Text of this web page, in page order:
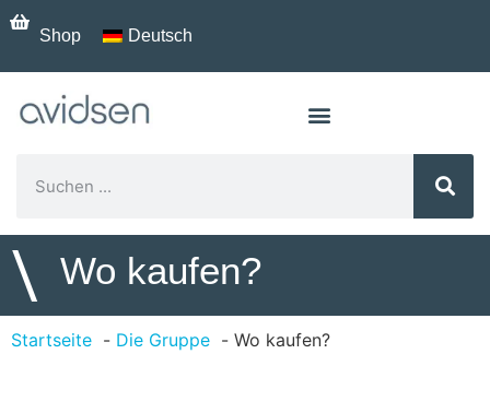
Shop Deutsch
\ Wo kaufen?
Startseite Die Gruppe Wo kaufen?